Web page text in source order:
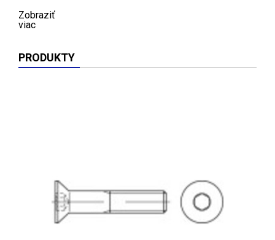
Zobraziť
viac
PRODUKTY